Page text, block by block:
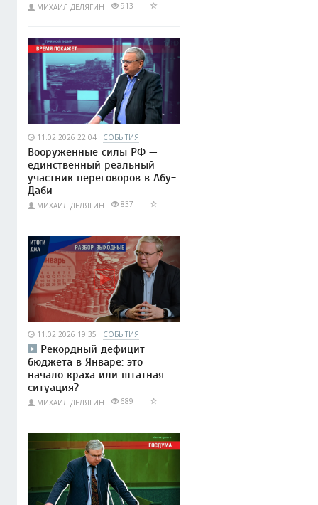
МИХАИЛ ДЕЛЯГИН 913
11.02.2026 22:04 СОБЫТИЯ
Вооружённые силы РФ —
единственный реальный
участник переговоров в Абу-
Даби
МИХАИЛ ДЕЛЯГИН 837
11.02.2026 19:35 СОБЫТИЯ
Рекордный дефицит
бюджета в Январе: это
начало краха или штатная
ситуация?
МИХАИЛ ДЕЛЯГИН 689